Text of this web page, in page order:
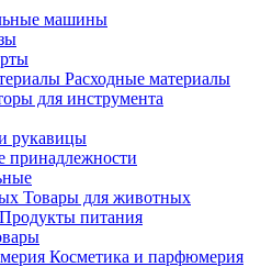
машины
Расходные материалы
для инструмента
рукавицы
принадлежности
Товары для животных
Продукты питания
Косметика и парфюмерия